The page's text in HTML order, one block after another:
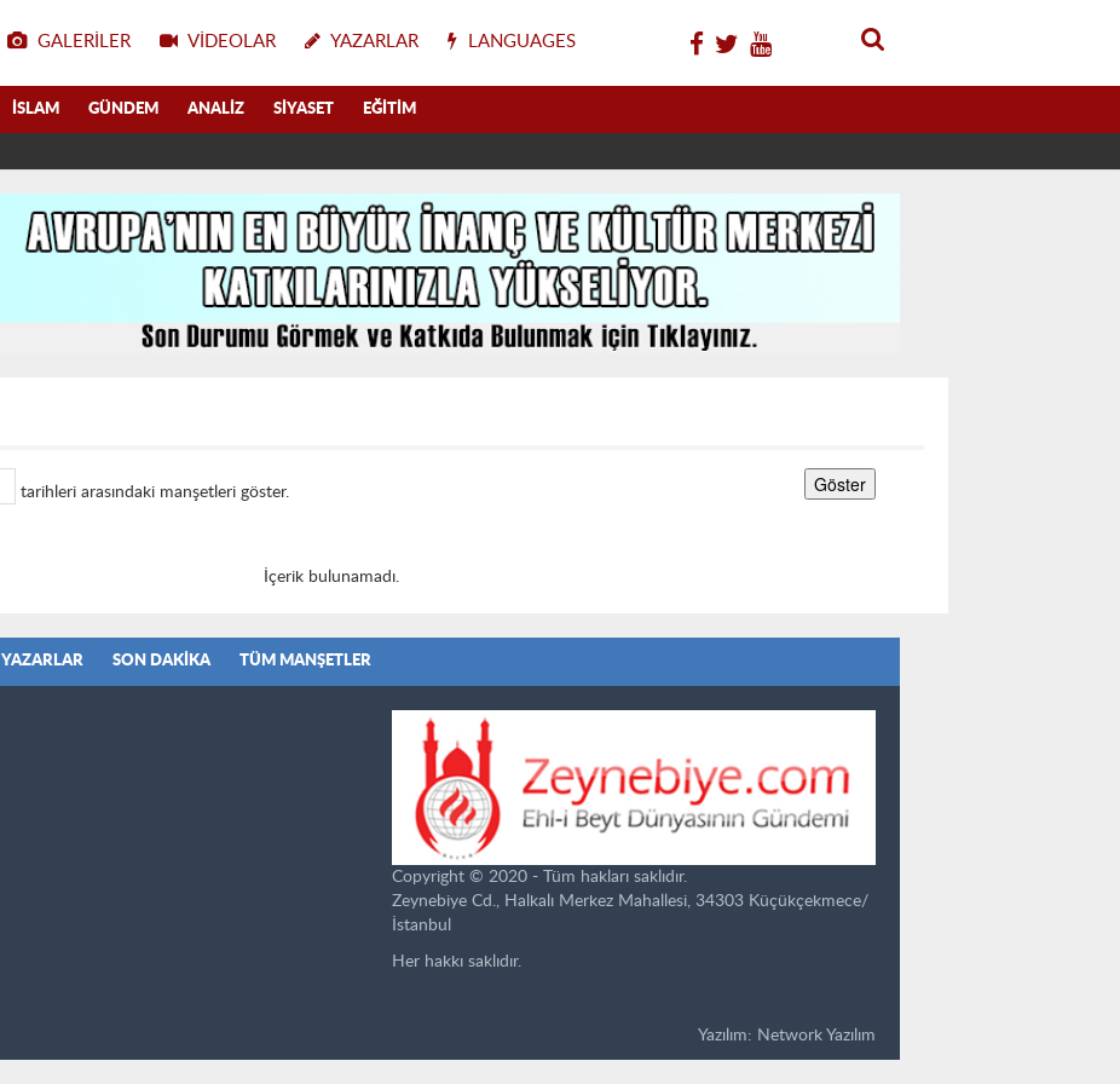
GALERILER VIDEOLAR YAZARLAR LANGUAGES
İSLAM GÜNDEM ANALIZ SIYASET EĞITIM
tarihleri arasındaki manşetleri göster.
İçerik bulunamadı.
YAZARLAR SON DAKIKA TÜM MANŞETLER
Copyright © 2020 - Tüm hakları saklıdır.
Zeynebiye Cd., Halkalı Merkez Mahallesi, 34303 Küçükçekmece/
İstanbul
Her hakkı saklıdır.
Yazılım: Network Yazılım